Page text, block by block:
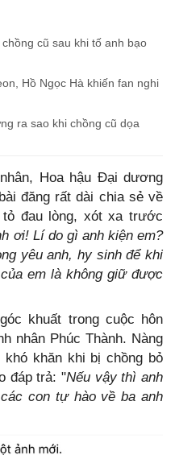
cũ sau khi tố anh bạo
Hồ Ngọc Hà khiến fan nghi
ra sao khi chồng cũ dọa
Hoa hậu Đại dương
đăng rất dài chia sẻ về
đau lòng, xót xa trước
ơi! Lí do gì anh kiện em?
yêu anh, hy sinh để khi
em là không giữ được
khuất trong cuộc hôn
nhân Phúc Thành. Nàng
khăn khi bị chồng bỏ
đáp trả: "Nếu vậy thì anh
con tự hào về ba anh